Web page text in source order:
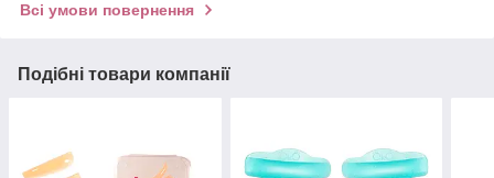
Всі умови повернення
Подібні товари компанії